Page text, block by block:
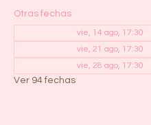
Otras fechas
vie, 14 ago, 17:30
vie, 21 ago, 17:30
vie, 28 ago, 17:30
Ver 94 fechas